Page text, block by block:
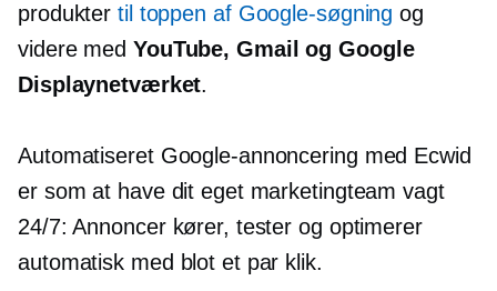
produktertil toppen af ​​Google-søgning og
videre med YouTube, Gmail og Google
Displaynetværket.
Automatiseret Google-annoncering med Ecwid
er som at have dit eget marketingteamvagt
24/7: Annoncer kører, tester og optimerer
automatisk med blot et par klik.